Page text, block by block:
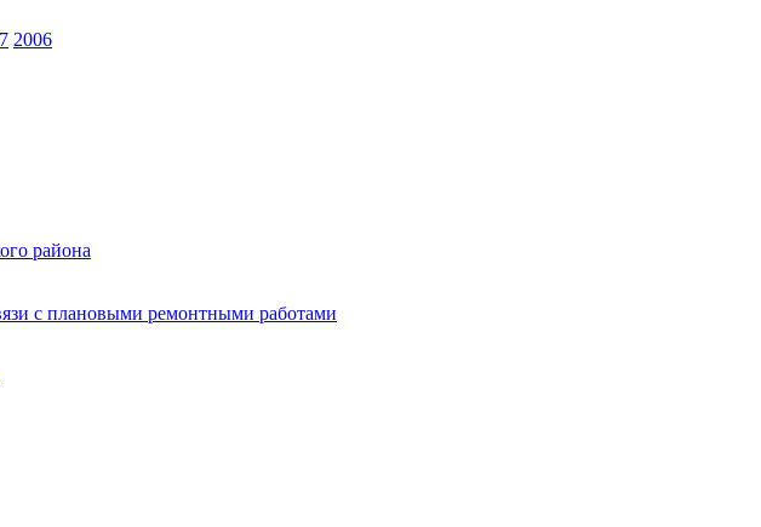
2006
района
с плановыми ремонтными работами